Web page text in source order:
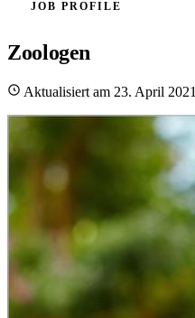
JOB PROFILE
Zoologen
Aktualisiert am 23. April 2021